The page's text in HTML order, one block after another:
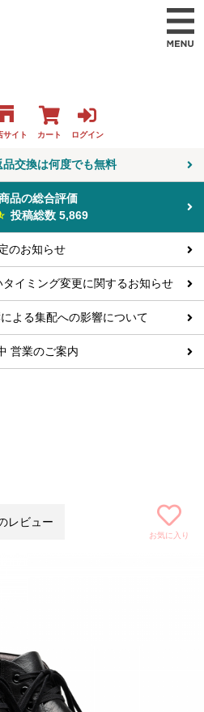
サイト カート ログイン
交換は何度でも無料
品の総合評価
投稿総数 5,869
のお知らせ
タイミング変更に関するお知らせ
よる集配への影響について
営業のご案内
レビュー
お気に入り